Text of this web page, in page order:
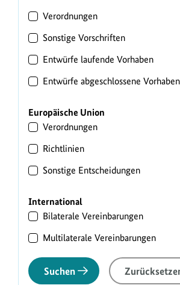
Verordnungen
Sonstige Vorschriften
Entwürfe laufende Vorhaben
Entwürfe abgeschlossene Vorhaben
Europäische Union
Verordnungen
Richtlinien
Sonstige Entscheidungen
International
Bilaterale Vereinbarungen
Multilaterale Vereinbarungen
Suchen